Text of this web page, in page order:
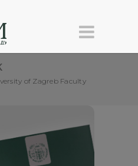
of Zagreb Faculty